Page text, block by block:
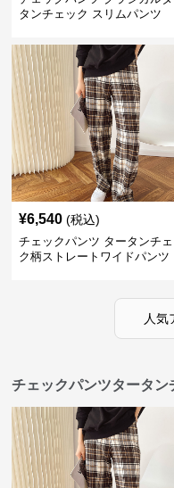
タンチェック スリムパンツ
¥6,540 (税込)
チェックパンツ タータンチェ
ク柄ストレートワイドパンツ
人気
チェックパンツタータ